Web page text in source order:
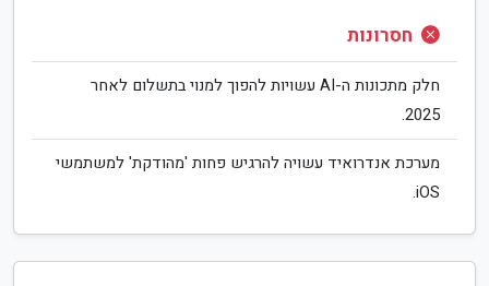
חסרונות
חלק מתכונות ה-AI עשויות להפוך למנוי בתשלום לאחר
2025.
מערכת אנדרואיד עשויה להרגיש פחות 'מהודקת' למשתמשי
iOS.